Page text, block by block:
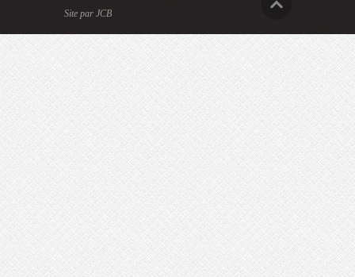
Site par JCB